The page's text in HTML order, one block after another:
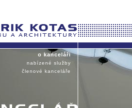
o kanceláři
nabízené služby
členové kanceláře